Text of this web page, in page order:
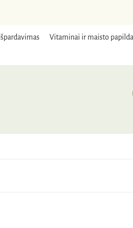
Išpardavimas Vitaminai ir maisto